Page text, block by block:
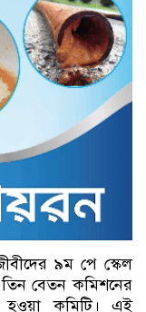
৯ম পে স্কেল
তিন বেতন কমিশনের
হওয়া কমিটি। এই